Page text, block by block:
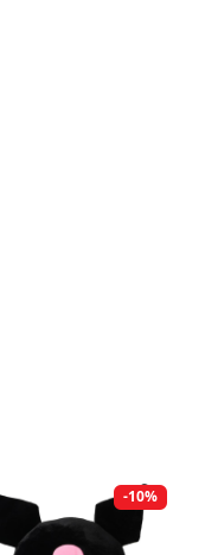
-10%